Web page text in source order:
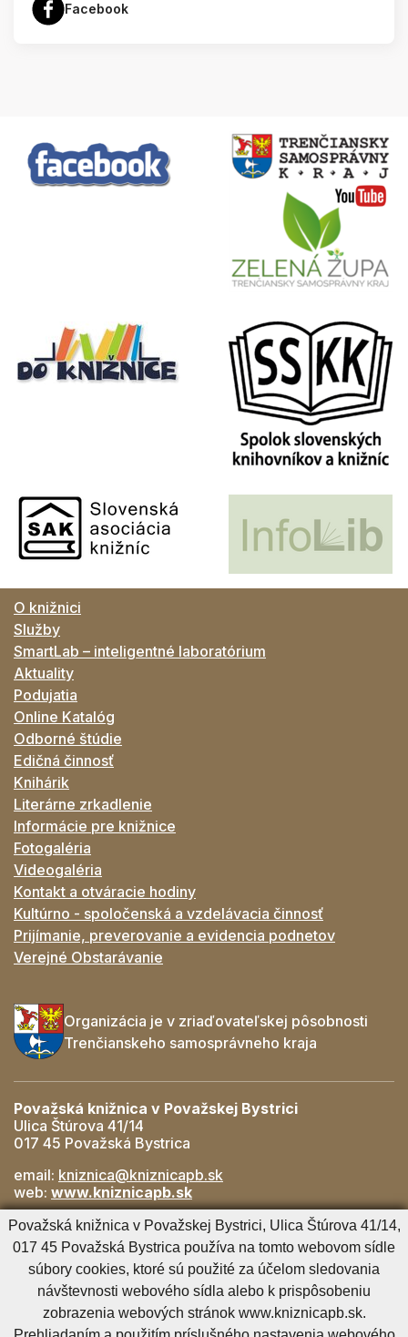
Facebook
O knižnici
Služby
SmartLab – inteligentné laboratórium
Aktuality
Podujatia
Online Katalóg
Odborné štúdie
Edičná činnosť
Knihárik
Literárne zrkadlenie
Informácie pre knižnice
Fotogaléria
Videogaléria
Kontakt a otváracie hodiny
Kultúrno - spoločenská a vzdelávacia činnosť
Prijímanie, preverovanie a evidencia podnetov
Verejné Obstarávanie
Organizácia je v zriaďovateľskej pôsobnosti
Trenčianskeho samosprávneho kraja
Považská knižnica v Považskej Bystrici
Ulica Štúrova 41/14
017 45 Považská Bystrica
email: kniznica@kniznicapb.sk
web: www.kniznicapb.sk
Pobočky
Rozkvet- 042/432 56 59, rozkvet@kniznicapb.sk
SNP- 0901 918 843, snp@kniznicapb.sk
Cookies nastavenieCookies - viac informáciíVyhlásenie o prístupnosti
Považská knižnica v Považskej Bystrici, Ulica Štúrova 41/14,
017 45 Považská Bystrica používa na tomto webovom sídle
súbory cookies, ktoré sú použité za účelom sledovania
návštevnosti webového sídla alebo k prispôsobeniu
zobrazenia webových stránok www.kniznicapb.sk.